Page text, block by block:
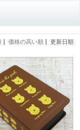
価格の高い順 更新日順